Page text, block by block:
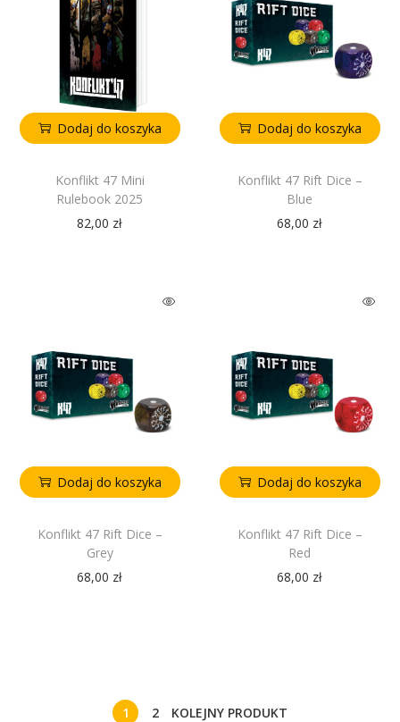
Dodaj do koszyka
Konflikt 47 Mini
Rulebook 2025
82,00 zł
Dodaj do koszyka
Konflikt 47 Rift Dice –
Blue
68,00 zł
Dodaj do koszyka
Konflikt 47 Rift Dice –
Grey
68,00 zł
Dodaj do koszyka
Konflikt 47 Rift Dice –
Red
68,00 zł
1 2 KOLEJNY PRODUKT